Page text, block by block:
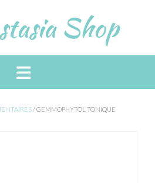
Shop
/ GEMMOPHYTOL TONIQUE